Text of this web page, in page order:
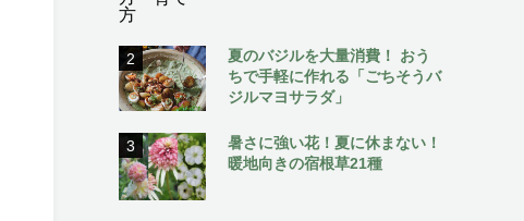
2
夏のバジルを大量消費！ おう
ちで手軽に作れる「ごちそうバ
ジルマヨサラダ」
3
暑さに強い花！夏に休まない！
暖地向きの宿根草21種